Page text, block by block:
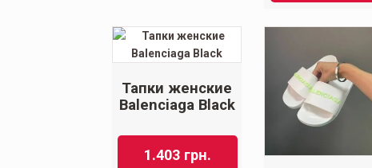
Тапки женские
Balenciaga Black
1.403 грн.